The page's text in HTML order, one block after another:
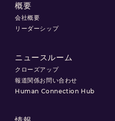
概要
会社概要
リーダーシップ
ニュースルーム
クローズアップ
報道関係お問い合わせ
Human Connection Hub